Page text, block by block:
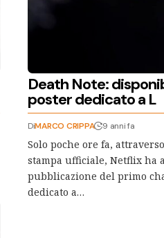
Death Note:
poster dedicato a L
DiMARCO CRIPPA 9 anni fa
Solo poche ore fa,
stampa ufficiale, Netflix ha
pubblicazione del primo
dedicato a…